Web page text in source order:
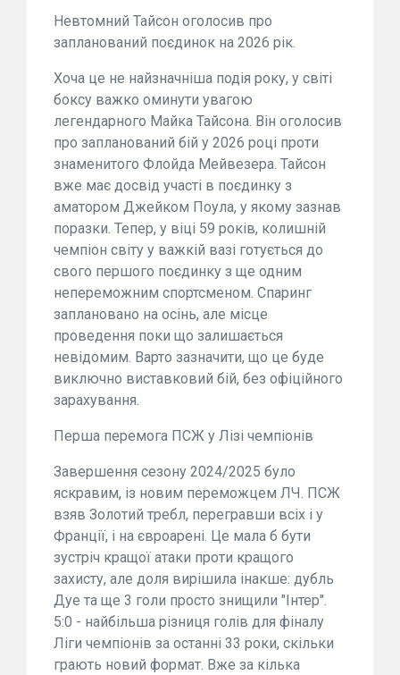
Невтомний Тайсон оголосив про
запланований поєдинок на 2026 рік.
Хоча це не найзначніша подія року, у світі
боксу важко оминути увагою
легендарного Майка Тайсона. Він оголосив
про запланований бій у 2026 році проти
знаменитого Флойда Мейвезера. Тайсон
вже має досвід участі в поєдинку з
аматором Джейком Поула, у якому зазнав
поразки. Тепер, у віці 59 років, колишній
чемпіон світу у важкій вазі готується до
свого першого поєдинку з ще одним
непереможним спортсменом. Спаринг
заплановано на осінь, але місце
проведення поки що залишається
невідомим. Варто зазначити, що це буде
виключно виставковий бій, без офіційного
зарахування.
Перша перемога ПСЖ у Лізі чемпіонів
Завершення сезону 2024/2025 було
яскравим, із новим переможцем ЛЧ. ПСЖ
взяв Золотий требл, перегравши всіх і у
Франції, і на євроарені. Це мала б бути
зустріч кращої атаки проти кращого
захисту, але доля вирішила інакше: дубль
Дуе та ще 3 голи просто знищили "Інтер".
5:0 - найбільша різниця голів для фіналу
Ліги чемпіонів за останні 33 роки, скільки
грають новий формат. Вже за кілька